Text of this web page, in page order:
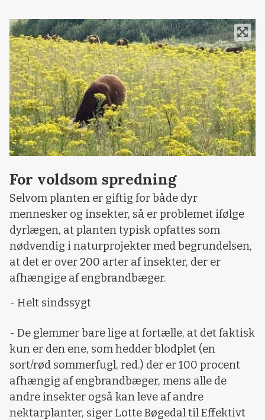
For voldsom spredning
Selvom planten er giftig for både dyr
mennesker og insekter, så er problemet ifølge
dyrlægen, at planten typisk opfattes som
nødvendig i naturprojekter med begrundelsen,
at det er over 200 arter af insekter, der er
afhængige af engbrandbæger.
- Helt sindssygt
- De glemmer bare lige at fortælle, at det faktisk
kun er den ene, som hedder blodplet (en
sort/rød sommerfugl, red.) der er 100 procent
afhængig af engbrandbæger, mens alle de
andre insekter også kan leve af andre
nektarplanter, siger Lotte Bøgedal til Effektivt